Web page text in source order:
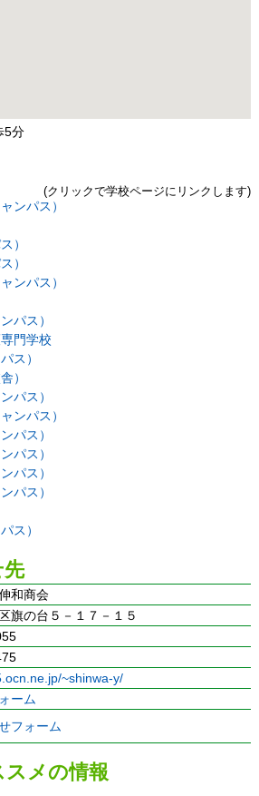
5分
(クリックで学校ページにリンクします)
ンパス）
）
）
ンパス）
パス）
門学校
ス）
）
パス）
ンパス）
パス）
パス）
パス）
パス）
ス）
和商会
旗の台５－１７－１５
~shinwa-y/
ーム
フォーム
メの情報